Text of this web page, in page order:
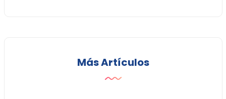
Más Artículos